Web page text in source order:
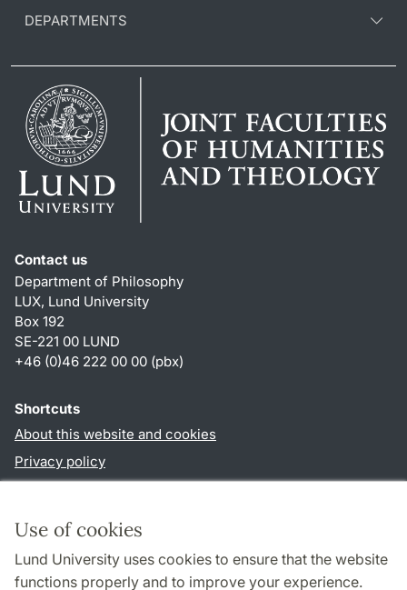
Use of cookies
Lund University uses cookies to ensure that the website
functions properly and to improve your experience.
DEPARTMENTS
Contact us
Department of Philosophy
LUX, Lund University
Box 192
SE-221 00 LUND
+46 (0)46 222 00 00 (pbx)
Shortcuts
About this website and cookies
Privacy policy
Follow us in social media